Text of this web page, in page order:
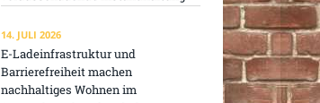
14. JULI 2026
E-Ladeinfrastruktur und
Barrierefreiheit machen
nachhaltiges Wohnen im